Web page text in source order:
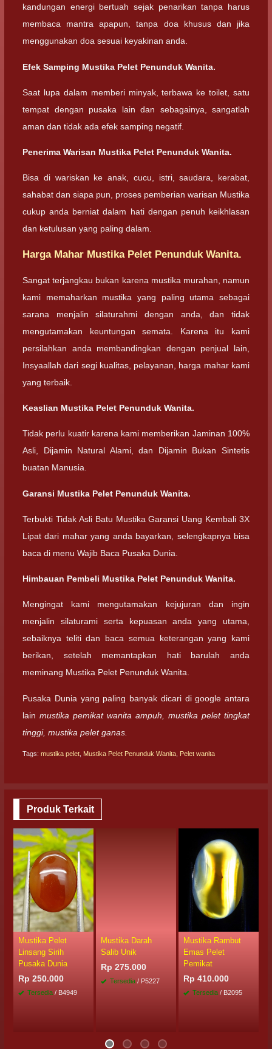
kandungan energi bertuah sejak penarikan tanpa harus
membaca mantra apapun, tanpa doa khusus dan jika
menggunakan doa sesuai keyakinan anda.
Efek Samping Mustika Pelet Penunduk Wanita.
Saat lupa dalam memberi minyak, terbawa ke toilet, satu
tempat dengan pusaka lain dan sebagainya, sangatlah
aman dan tidak ada efek samping negatif.
Penerima Warisan Mustika Pelet Penunduk Wanita.
Bisa di wariskan ke anak, cucu, istri, saudara, kerabat,
sahabat dan siapa pun, proses pemberian warisan Mustika
cukup anda berniat dalam hati dengan penuh keikhlasan
dan ketulusan yang paling dalam.
Harga Mahar Mustika Pelet Penunduk Wanita.
Sangat terjangkau bukan karena mustika murahan, namun
kami memaharkan mustika yang paling utama sebagai
sarana menjalin silaturahmi dengan anda, dan tidak
mengutamakan keuntungan semata. Karena itu kami
persilahkan anda membandingkan dengan penjual lain,
Insyaallah dari segi kualitas, pelayanan, harga mahar kami
yang terbaik.
Keaslian Mustika Pelet Penunduk Wanita.
Tidak perlu kuatir karena kami memberikan Jaminan 100%
Asli, Dijamin Natural Alami, dan Dijamin Bukan Sintetis
buatan Manusia.
Garansi Mustika Pelet Penunduk Wanita.
Terbukti Tidak Asli Batu Mustika Garansi Uang Kembali 3X
Lipat dari mahar yang anda bayarkan, selengkapnya bisa
baca di menu Wajib Baca Pusaka Dunia.
Himbauan Pembeli Mustika Pelet Penunduk Wanita.
Mengingat kami mengutamakan kejujuran dan ingin
menjalin silaturami serta kepuasan anda yang utama,
sebaiknya teliti dan baca semua keterangan yang kami
berikan, setelah memantapkan hati barulah anda
meminang Mustika Pelet Penunduk Wanita.
Pusaka Dunia yang paling banyak dicari di google antara
lain mustika pemikat wanita ampuh, mustika pelet tingkat
tinggi, mustika pelet ganas.
Tags: mustika pelet Mustika Pelet Penunduk Wanita Pelet wanita
Produk Terkait
Mustika Pelet
Linsang Sirih
Pusaka Dunia
Rp 250.000
Tersedia / B4949
Mustika Darah
Salib Unik
Rp 275.000
Tersedia / P5227
Mustika Rambut
Emas Pelet
Pemikat
Rp 410.000
Tersedia / B2095